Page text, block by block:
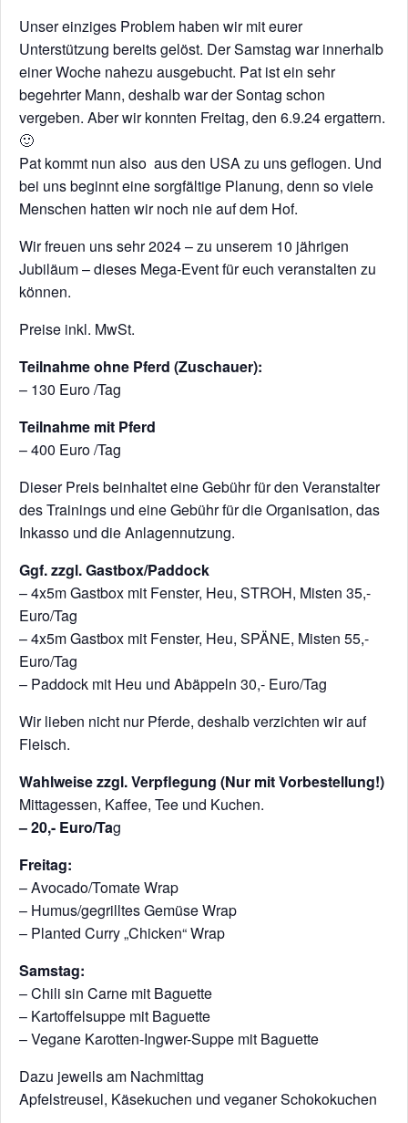
Unser einziges Problem haben wir mit eurer
Unterstützung bereits gelöst. Der Samstag war innerhalb
einer Woche nahezu ausgebucht. Pat ist ein sehr
begehrter Mann, deshalb war der Sontag schon
vergeben. Aber wir konnten Freitag, den 6.9.24 ergattern.
🙂
Pat kommt nun also aus den USA zu uns geflogen. Und
bei uns beginnt eine sorgfältige Planung, denn so viele
Menschen hatten wir noch nie auf dem Hof.
Wir freuen uns sehr 2024 – zu unserem 10 jährigen
Jubiläum – dieses Mega-Event für euch veranstalten zu
können.
Preise inkl. MwSt.
Teilnahme ohne Pferd (Zuschauer):
– 130 Euro /Tag
Teilnahme mit Pferd
– 400 Euro /Tag
Dieser Preis beinhaltet eine Gebühr für den Veranstalter
des Trainings und eine Gebühr für die Organisation, das
Inkasso und die Anlagennutzung.
Ggf. zzgl. Gastbox/Paddock
– 4x5m Gastbox mit Fenster, Heu, STROH, Misten 35,-
Euro/Tag
– 4x5m Gastbox mit Fenster, Heu, SPÄNE, Misten 55,-
Euro/Tag
– Paddock mit Heu und Abäppeln 30,- Euro/Tag
Wir lieben nicht nur Pferde, deshalb verzichten wir auf
Fleisch.
Wahlweise zzgl. Verpflegung (Nur mit Vorbestellung!)
Mittagessen, Kaffee, Tee und Kuchen.
– 20,- Euro/Tag
Freitag:
– Avocado/Tomate Wrap
– Humus/gegrilltes Gemüse Wrap
– Planted Curry „Chicken“ Wrap
Samstag:
– Chili sin Carne mit Baguette
– Kartoffelsuppe mit Baguette
– Vegane Karotten-Ingwer-Suppe mit Baguette
Dazu jeweils am Nachmittag
Apfelstreusel, Käsekuchen und veganer Schokokuchen